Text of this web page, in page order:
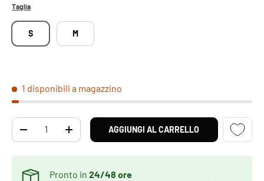
Taglia
S M
1 disponibili a magazzino
Q.tà
DIMINUIRE LA QUANTITÀAUMENTA LA QUANTITÀ
AGGIUNGI AL CARRELLO
Pronto in 24/48 ore